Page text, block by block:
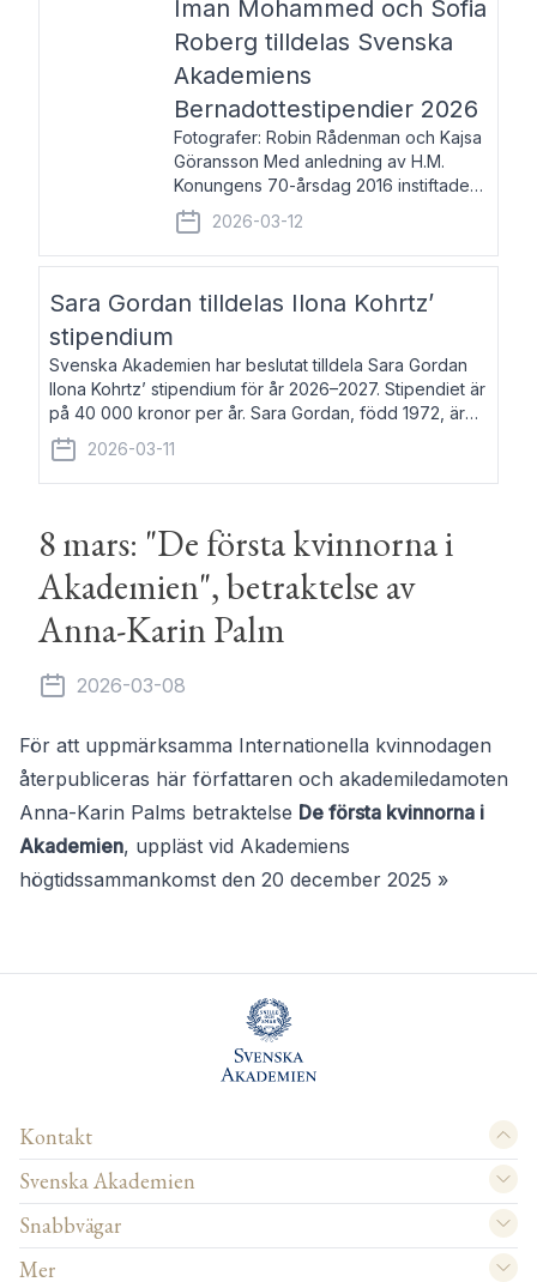
Iman Mohammed och Sofia
Roberg tilldelas Svenska
Akademiens
Bernadottestipendier 2026
Fotografer: Robin Rådenman och Kajsa
Göransson Med anledning av H.M.
Konungens 70-årsdag 2016 instiftade
fem av de kungliga akademierna det så
kallade Bernadotteprogrammet med
syfte att genom stipendier erbjuda stöd
2026-03-12
Sara Gordan tilldelas Ilona Kohrtz’
stipendium
Svenska Akademien har beslutat tilldela Sara Gordan
Ilona Kohrtz’ stipendium för år 2026–2027. Stipendiet är
på 40 000 kronor per år. Sara Gordan, född 1972, är
författare och översättare. Hon debuterade 2006 med
det prosalyriska verket En
2026-03-11
8 mars: "De första kvinnorna i
Akademien", betraktelse av
Anna-Karin Palm
2026-03-08
För att uppmärksamma Internationella kvinnodagen
återpubliceras här författaren och akademiledamoten
Anna-Karin Palms betraktelse De första kvinnorna i
Akademien, uppläst vid Akademiens
högtidssammankomst den 20 december 2025 »
Kontakt
Svenska Akademien
Snabbvägar
Mer